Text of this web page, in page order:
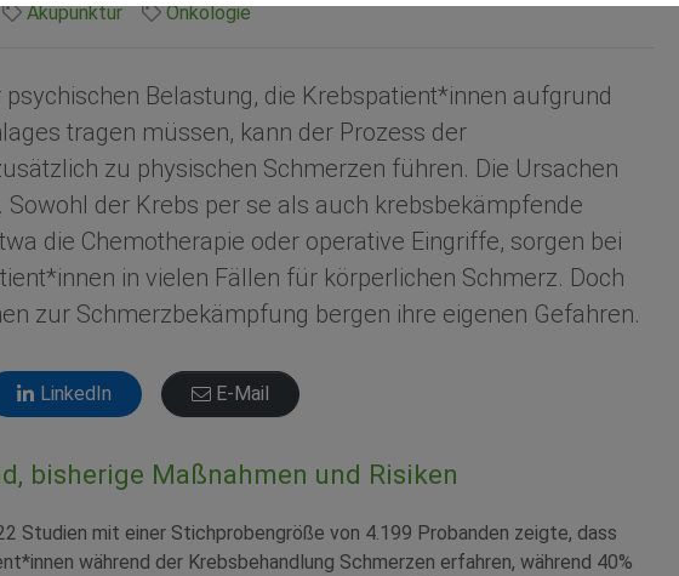
Akupunktur Onkologie
Belastung, die Krebspatient*innen aufgrund
tragen müssen, kann der Prozess der
zu physischen Schmerzen führen. Die Ursachen
der Krebs per se als auch krebsbekämpfende
die Chemotherapie oder operative Eingriffe, sorgen bei
in vielen Fällen für körperlichen Schmerz. Doch
zur Schmerzbekämpfung bergen ihre eigenen Gefahren.
LinkedIn E-Mail
bisherige Maßnahmen und Risiken
Studien mit einer Stichprobengröße von 4.199 Probanden zeigte, dass
während der Krebsbehandlung Schmerzen erfahren, während 40%